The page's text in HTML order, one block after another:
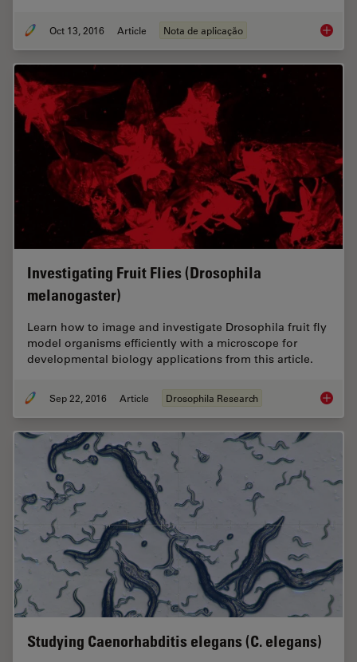
Oct 13, 2016 Article Nota de aplicação
Investigating Fruit Flies (Drosophila
melanogaster)
Learn how to image and investigate Drosophila fruit fly
model organisms efficiently with a microscope for
developmental biology applications from this article.
Sep 22, 2016 Article Drosophila Research
Studying Caenorhabditis elegans (C. elegans)